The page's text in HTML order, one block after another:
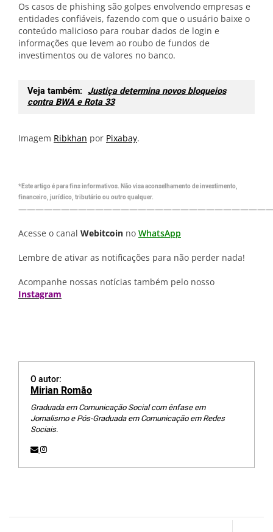
Os casos de phishing são golpes envolvendo empresas e
entidades confiáveis, fazendo com que o usuário baixe o
conteúdo malicioso para roubar dados de login e
informações que levem ao roubo de fundos de
investimentos ou de valores no banco.
Veja também: Justiça determina novos bloqueios
contra BWA e Rota 33
Imagem Ribkhan por Pixabay.
*Este artigo é para fins informativos. Não visa aconselhamento de investimento,
financeiro, jurídico, tributário ou outro qualquer.
Acesse o canal Webitcoin no WhatsApp
Lembre de ativar as notificações para não perder nada!
Acompanhe nossas notícias também pelo nosso
Instagram
O autor:
Mirian Romão
Graduada em Comunicação Social com ênfase em
Jornalismo e Pós-Graduada em Comunicação em Redes
Sociais.